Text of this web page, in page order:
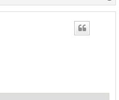
a
u